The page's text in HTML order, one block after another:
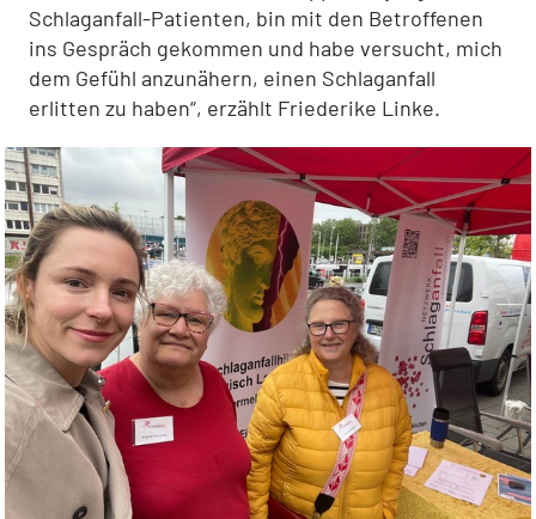
Schlaganfall-Patienten, bin mit den Betroffenen
ins Gespräch gekommen und habe versucht, mich
dem Gefühl anzunähern, einen Schlaganfall
erlitten zu haben“, erzählt Friederike Linke.